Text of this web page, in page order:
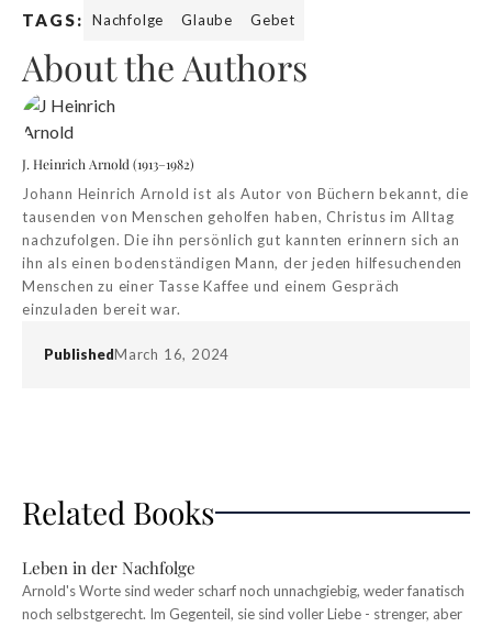
TAGS: Nachfolge Glaube Gebet
About the Authors
J. Heinrich Arnold (1913–1982)
Johann Heinrich Arnold ist als Autor von Büchern bekannt, die
tausenden von Menschen geholfen haben, Christus im Alltag
nachzufolgen. Die ihn persönlich gut kannten erinnern sich an
ihn als einen bodenständigen Mann, der jeden hilfesuchenden
Menschen zu einer Tasse Kaffee und einem Gespräch
einzuladen bereit war.
PublishedMarch 16, 2024
Related Books
Leben in der Nachfolge
Arnold's Worte sind weder scharf noch unnachgiebig, weder fanatisch
noch selbstgerecht. Im Gegenteil, sie sind voller Liebe - strenger, aber